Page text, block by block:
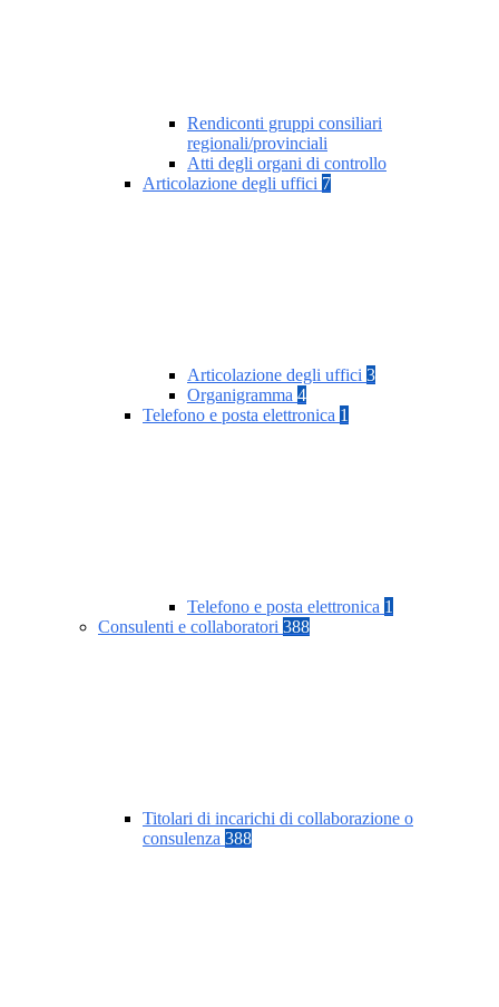
Rendiconti gruppi consiliari
regionali/provinciali
Atti degli organi di controllo
Articolazione degli uffici 7
Articolazione degli uffici 3
Organigramma 4
Telefono e posta elettronica 1
Telefono e posta elettronica 1
Consulenti e collaboratori 388
Titolari di incarichi di collaborazione o
consulenza 388